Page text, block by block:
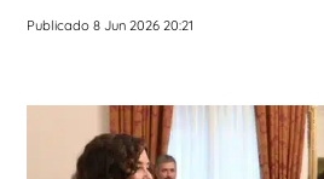
Publicado 8 Jun 2026 20:21